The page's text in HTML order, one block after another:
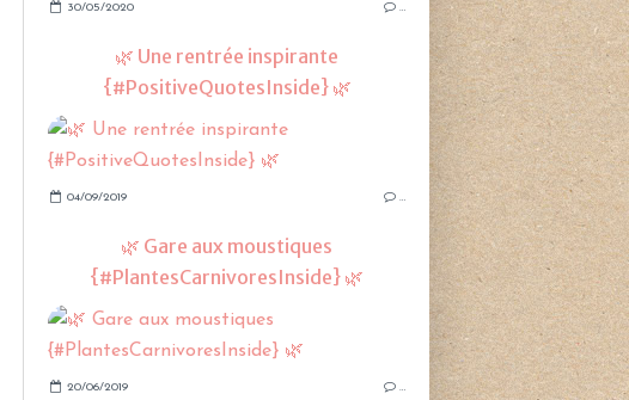
30/05/2020 …
🌿 Une rentrée inspirante
{#PositiveQuotesInside} 🌿
04/09/2019 …
🌿 Gare aux moustiques
{#PlantesCarnivoresInside} 🌿
20/06/2019 …